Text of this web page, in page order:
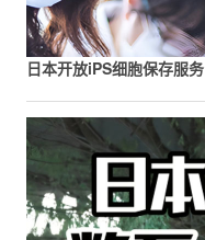
日本开放iPS细胞保存服务